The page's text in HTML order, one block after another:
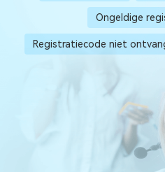
Ongeldige
Registratiecode niet